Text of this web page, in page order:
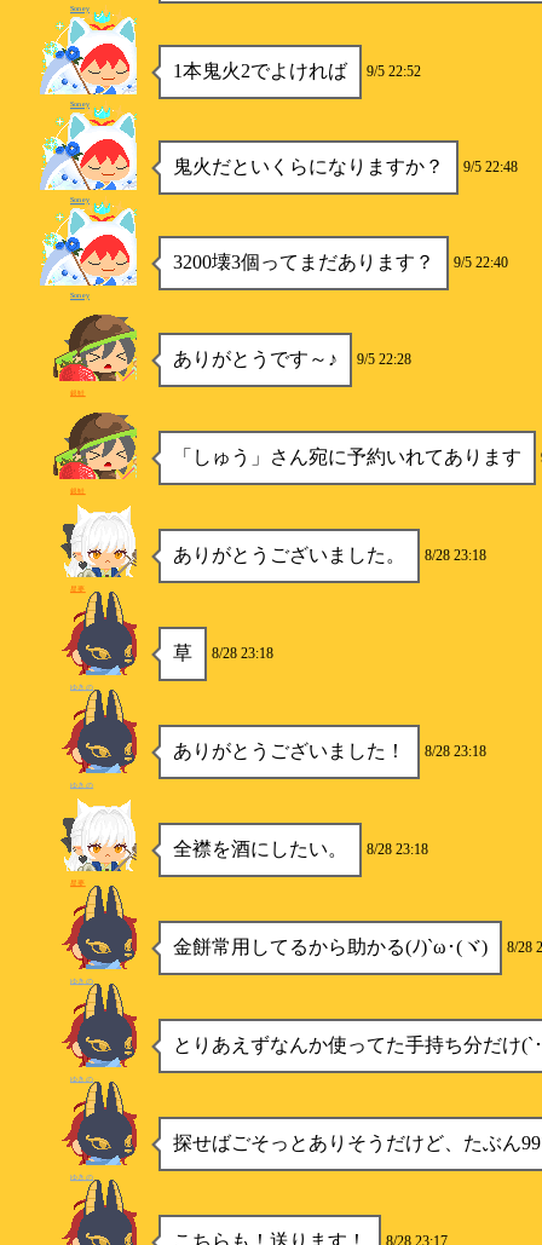
Soney
1本鬼火2でよければ 9/5 22:52
Soney
鬼火だといくらになりますか？ 9/5 22:48
Soney
3200壊3個ってまだあります？ 9/5 22:40
Soney
ありがとうです～♪ 9/5 22:28
銀鮭
「しゅう」さん宛に予約いれてあります
銀鮭
ありがとうございました。 8/28 23:18
星夢
草 8/28 23:18
ゆきの
ありがとうございました！ 8/28 23:18
ゆきの
全襟を酒にしたい。 8/28 23:18
星夢
金餅常用してるから助かる(ﾉ)`ω･(ヾ) 8/28
ゆきの
とりあえずなんか使ってた手持ち分だけ
ゆきの
探せばごそっとありそうだけど、たぶん
ゆきの
こちらも！送ります！ 8/28 23:17